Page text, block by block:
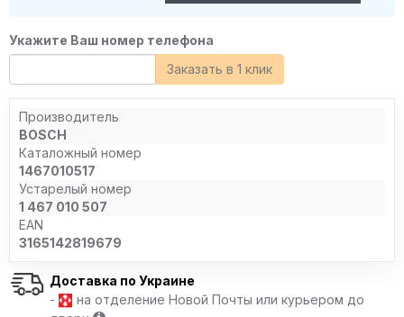
Укажите Ваш номер телефона
Заказать в 1 клик
Производитель
BOSCH
Каталожный номер
1467010517
Устарелый номер
1 467 010 507
EAN
3165142819679
Доставка по Украине
-
на отделение Новой Почты или курьером до